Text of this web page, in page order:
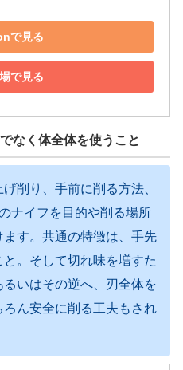
で見る
で見る
なく体全体を使うこと
削り、手前に削る方法、
ナイフを目的や削る場所
す。共通の特徴は、手先
。そして切れ味を増すた
いはその逆へ、刃全体を
ん安全に削る工夫もされ